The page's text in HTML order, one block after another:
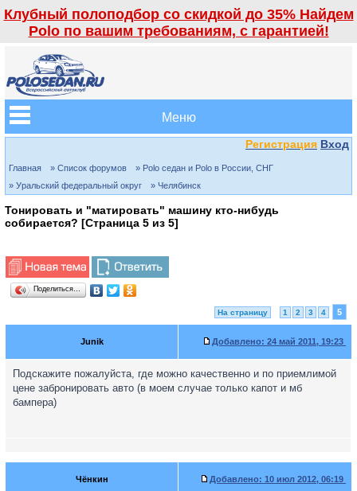
Клубный полоподбор со скидкой до 35% Найдем
Polo по вашим требованиям, с гарантией!
Меню
Регистрация Вход
Главная » Список форумов
» Polo седан и Polo в России, СНГ
» Уральский федеральный округ
» Челябинск
Тонировать и "матировать" машину кто-нибудь
собирается? [Страница 5 из 5]
Поделиться…
На страницу 1 2 3 4 5
Junik Добавлено: 24 май 2011, 19:23
Подскажите пожалуйста, где можно качественно и по приемлимой
цене забронировать авто (в моем случае только капот и мб
бампера)
Чёнкин Добавлено: 10 июл 2012, 06:19